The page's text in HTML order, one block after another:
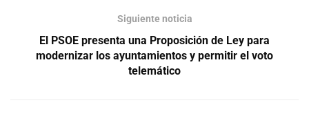
Siguiente noticia
El PSOE presenta una Proposición de Ley para
modernizar los ayuntamientos y permitir el voto
telemático